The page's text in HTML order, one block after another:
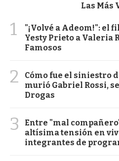
Las Más
1
"¡Volvé a Adeom!": el
Yesty Prieto a Valeria
Famosos
2
Cómo fue el siniestro
murió Gabriel Rossi,
Drogas
3
Entre "mal
altísima tensión en
integrantes de